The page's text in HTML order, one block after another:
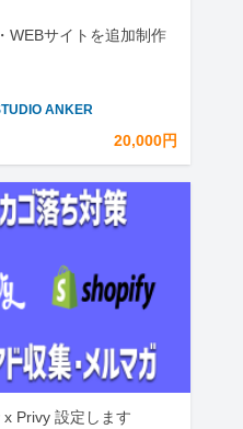
WEBサイトを追加制作
ANKER
20,000円
x Privy 設定します